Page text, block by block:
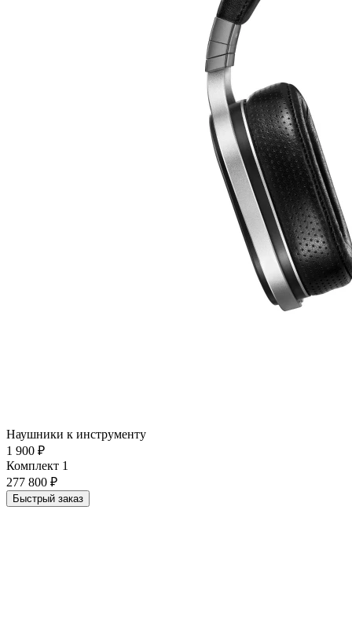
Наушники к инструменту
1 900 ₽
Комплект 1
277 800 ₽
Быстрый заказ